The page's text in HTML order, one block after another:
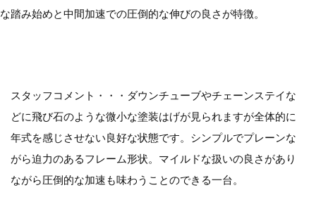
な踏み始めと中間加速での圧倒的な伸びの良さが特徴。
スタッフコメント・・・ダウンチューブやチェーンステイな
どに飛び石のような微小な塗装はげが見られますが全体的に
年式を感じさせない良好な状態です。シンプルでプレーンな
がら迫力のあるフレーム形状。マイルドな扱いの良さがあり
ながら圧倒的な加速も味わうことのできる一台。